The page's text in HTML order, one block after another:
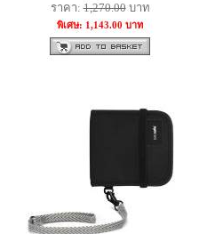
ราคา:1,270.00บาท
พิเศษ: 1,143.00 บาท